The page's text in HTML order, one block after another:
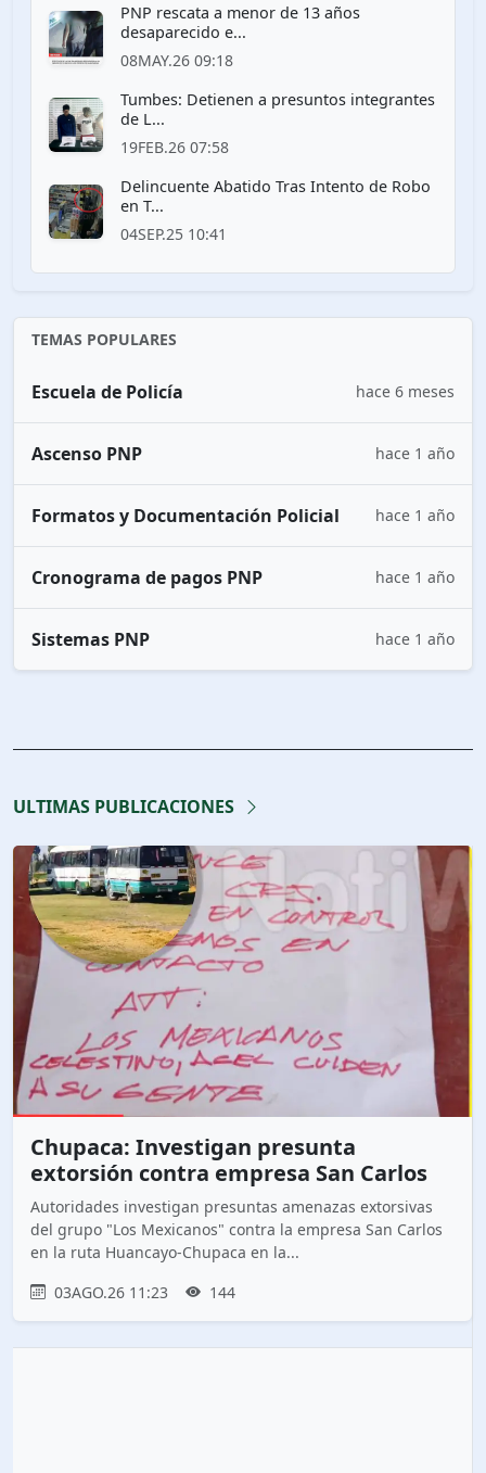
PNP rescata a menor de 13 años
desaparecido e...
08MAY.26 09:18
Tumbes: Detienen a presuntos integrantes
de L...
19FEB.26 07:58
Delincuente Abatido Tras Intento de Robo
en T...
04SEP.25 10:41
TEMAS POPULARES
Escuela de Policía hace 6 meses
Ascenso PNP hace 1 año
Formatos y Documentación Policial hace 1 año
Cronograma de pagos PNP hace 1 año
Sistemas PNP hace 1 año
ULTIMAS PUBLICACIONES
Chupaca: Investigan presunta
extorsión contra empresa San Carlos
Autoridades investigan presuntas amenazas extorsivas
del grupo "Los Mexicanos" contra la empresa San Carlos
en la ruta Huancayo-Chupaca en la...
03AGO.26 11:23
144